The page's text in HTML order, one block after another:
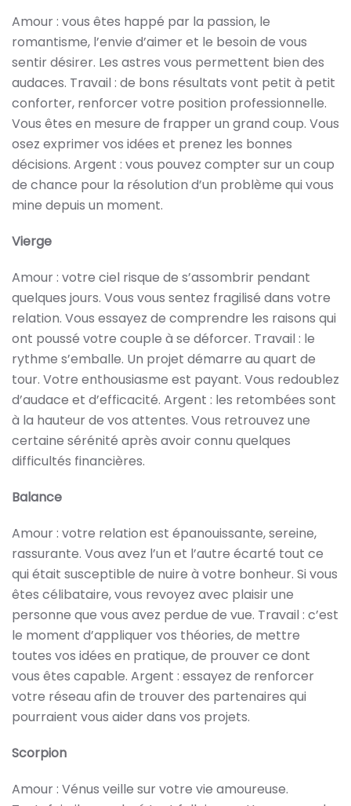
Amour : vous êtes happé par la passion, le
romantisme, l’envie d’aimer et le besoin de vous
sentir désirer. Les astres vous permettent bien des
audaces. Travail : de bons résultats vont petit à petit
conforter, renforcer votre position professionnelle.
Vous êtes en mesure de frapper un grand coup. Vous
osez exprimer vos idées et prenez les bonnes
décisions. Argent : vous pouvez compter sur un coup
de chance pour la résolution d’un problème qui vous
mine depuis un moment.
Vierge
Amour : votre ciel risque de s’assombrir pendant
quelques jours. Vous vous sentez fragilisé dans votre
relation. Vous essayez de comprendre les raisons qui
ont poussé votre couple à se déforcer. Travail : le
rythme s’emballe. Un projet démarre au quart de
tour. Votre enthousiasme est payant. Vous redoublez
d’audace et d’efficacité. Argent : les retombées sont
à la hauteur de vos attentes. Vous retrouvez une
certaine sérénité après avoir connu quelques
difficultés financières.
Balance
Amour : votre relation est épanouissante, sereine,
rassurante. Vous avez l’un et l’autre écarté tout ce
qui était susceptible de nuire à votre bonheur. Si vous
êtes célibataire, vous revoyez avec plaisir une
personne que vous avez perdue de vue. Travail : c’est
le moment d’appliquer vos théories, de mettre
toutes vos idées en pratique, de prouver ce dont
vous êtes capable. Argent : essayez de renforcer
votre réseau afin de trouver des partenaires qui
pourraient vous aider dans vos projets.
Scorpion
Amour : Vénus veille sur votre vie amoureuse.